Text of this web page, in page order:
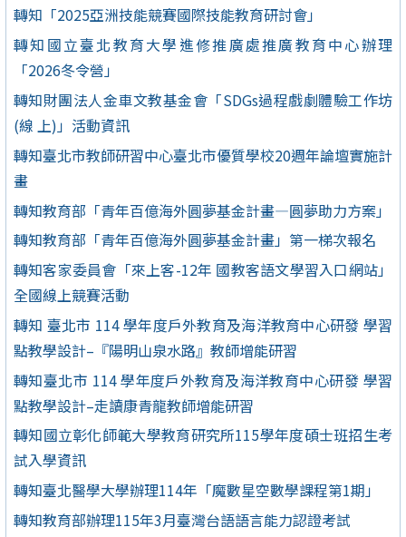
轉知「2025亞洲技能競賽國際技能教育研討會」
轉知國立臺北教育大學進修推廣處推廣教育中心辦理
「2026冬令營」
轉知財團法人金車文教基金會「SDGs過程戲劇體驗工作坊
(線 上)」活動資訊
轉知臺北市教師研習中心臺北市優質學校20週年論壇實施計
畫
轉知教育部「青年百億海外圓夢基金計畫—圓夢助力方案」
轉知教育部「青年百億海外圓夢基金計畫」第一梯次報名
轉知客家委員會「來上客-12年 國教客語文學習入口網站」
全國線上競賽活動
轉知 臺北市 114 學年度戶外教育及海洋教育中心研發 學習
點教學設計–『陽明山泉水路』教師增能研習
轉知臺北市 114 學年度戶外教育及海洋教育中心研發 學習
點教學設計–走讀康青龍教師增能研習
轉知國立彰化師範大學教育研究所115學年度碩士班招生考
試入學資訊
轉知臺北醫學大學辦理114年「魔數星空數學課程第1期」
轉知教育部辦理115年3月臺灣台語語言能力認證考試